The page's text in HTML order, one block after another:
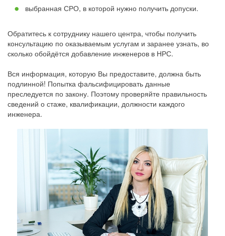
выбранная СРО, в которой нужно получить допуски.
Обратитесь к сотруднику нашего центра, чтобы получить
консультацию по оказываемым услугам и заранее узнать, во
сколько обойдётся добавление инженеров в НРС.
Вся информация, которую Вы предоставите, должна быть
подлинной! Попытка фальсифицировать данные
преследуется по закону. Поэтому проверяйте правильность
сведений о стаже, квалификации, должности каждого
инженера.